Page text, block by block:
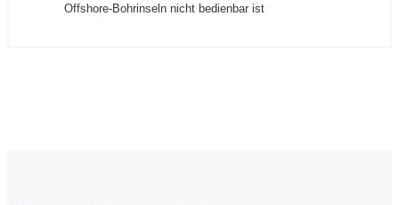
Offshore-Bohrinseln nicht bedienbar ist